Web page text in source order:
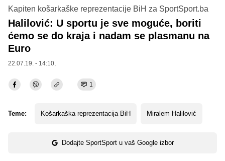
Kapiten košarkaške reprezentacije BiH za SportSport.ba
Halilović: U sportu je sve moguće, boriti
ćemo se do kraja i nadam se plasmanu na
Euro
22.07.19. - 14:10,
1
Teme: Košarkaška reprezentacija BiH Miralem Halilović
Dodajte SportSport u vaš Google izbor